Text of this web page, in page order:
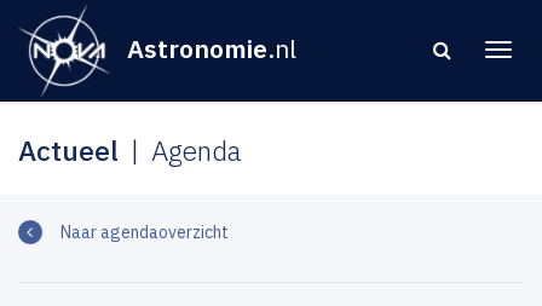
Astronomie.nl
Actueel Agenda
Naar agendaoverzicht